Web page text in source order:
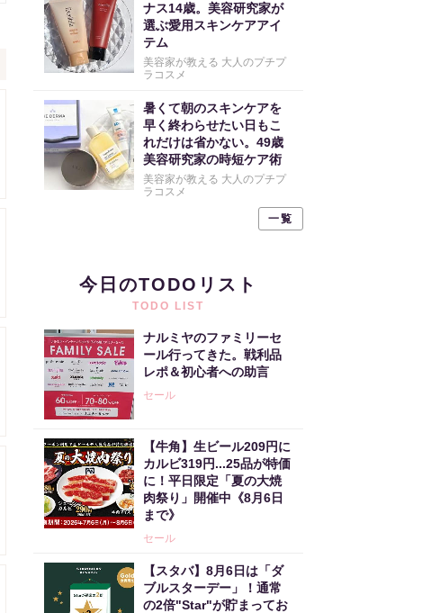
ナス14歳。美容研究家が
選ぶ愛用スキンケアアイ
テム
美容家が教える 大人のプチプ
ラコスメ
暑くて朝のスキンケアを
早く終わらせたい日もこ
れだけは省かない。49歳
美容研究家の時短ケア術
美容家が教える 大人のプチプ
ラコスメ
一覧
今日のTODOリスト
TODO LIST
ナルミヤのファミリーセ
ール行ってきた。戦利品
レポ＆初心者への助言
セール
【牛角】生ビール209円に
カルビ319円...25品が特価
に！平日限定「夏の大焼
肉祭り」開催中《8月6日
まで》
セール
【スタバ】8月6日は「ダ
ブルスターデー」！通常
の2倍"Star"が貯まってお